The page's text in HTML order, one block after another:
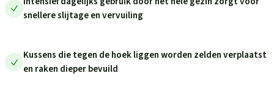
snellere slijtage en vervuiling
Kussens die tegen de hoek liggen worden zelden verplaatst
en raken dieper bevuild